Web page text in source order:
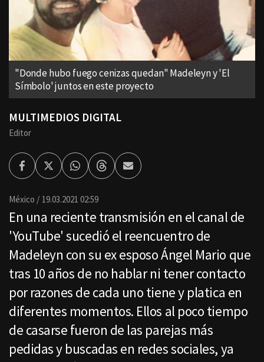
"Donde hubo fuego cenizas quedan" Madeleyn y 'El
Símbolo' juntos en este proyecto
MULTIMEDIOS DIGITAL
Editor
FacebookTwitterWhatsappThreadsEnviar
por
México 19.03.2021 02:59
En una reciente transmisión en el canal de
'YouTube' sucedió el reencuentro de
Madeleyn con su ex esposo Ángel Mario que
tras 10 años de no hablar ni tener contacto
por razones de cada uno tiene y platica en
diferentes momentos. Ellos al poco tiempo
de casarse fueron de las parejas más
pedidas y buscadas en redes sociales, ya